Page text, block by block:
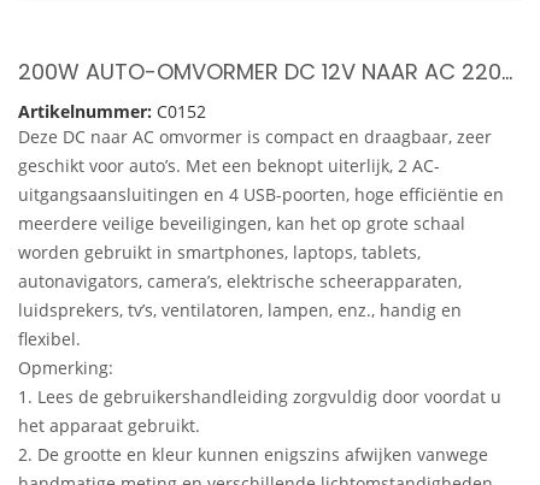
200W AUTO-OMVORMER DC 12V NAAR AC 220V-OMVORMER MET 2 AC-STOPCONTACTEN 4 USB-POORTEN AAN/UIT-SCHAKELAAR VEILIGE BESCHERMING DRAAGBARE AUTOLADERADAPTER VOOR TELEFOON LAPTOP ELEKTRISCHE VERLICHTING VENTILATOREN
Artikelnummer: C0152
Deze DC naar AC omvormer is compact en draagbaar, zeer
geschikt voor auto’s. Met een beknopt uiterlijk, 2 AC-
uitgangsaansluitingen en 4 USB-poorten, hoge efficiëntie en
meerdere veilige beveiligingen, kan het op grote schaal
worden gebruikt in smartphones, laptops, tablets,
autonavigators, camera’s, elektrische scheerapparaten,
luidsprekers, tv’s, ventilatoren, lampen, enz., handig en
flexibel.
Opmerking:
1. Lees de gebruikershandleiding zorgvuldig door voordat u
het apparaat gebruikt.
2. De grootte en kleur kunnen enigszins afwijken vanwege